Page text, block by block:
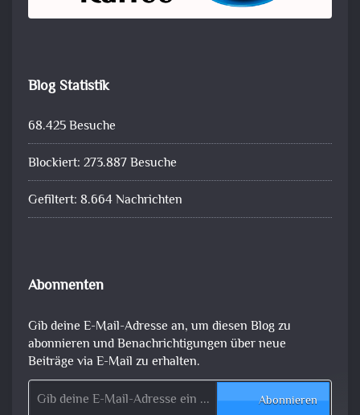
Blog Statistik
68.425 Besuche
Blockiert: 273.887 Besuche
Gefiltert: 8.664 Nachrichten
Abonnenten
Gib deine E-Mail-Adresse an, um diesen Blog zu
abonnieren und Benachrichtigungen über neue
Beiträge via E-Mail zu erhalten.
Gib deine E-Mail-Adresse ein ...
Abonnieren